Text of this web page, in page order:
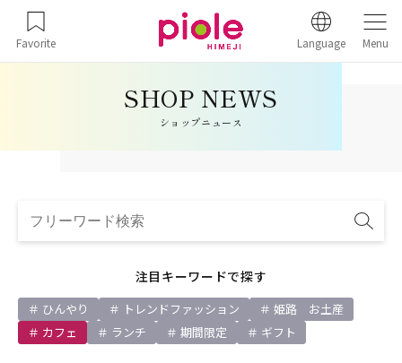
Favorite Language Menu
ショップニュース
注目キーワードで探す
ひんやり トレンドファッション
姫路 お土産
カフェ
ランチ 期間限定 ギフト